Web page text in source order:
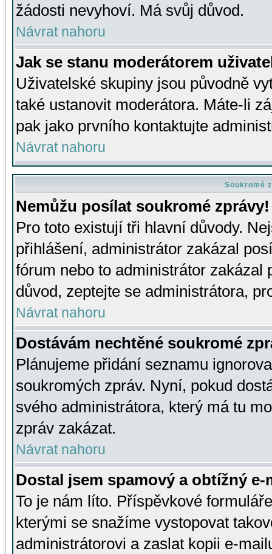
žádosti nevyhoví. Má svůj důvod.
Návrat nahoru
Jak se stanu moderátorem
Uživatelské skupiny jsou původně
také ustanovit moderátora. Máte-li
pak jako prvního kontaktujte
Návrat nahoru
Soukromé
Nemůžu posílat soukromé zprávy!
Pro toto existují tři hlavní důvody.
přihlášení, administrátor zakázal
fórum nebo to administrátor zakázal
důvod, zeptejte se administrátora,
Návrat nahoru
Dostávám nechtěné soukromé
Plánujeme přidání seznamu
soukromých zpráv. Nyní, pokud
svého administrátora, který má tu
zpráv zakázat.
Návrat nahoru
Dostal jsem spamový a obtížný
To je nám líto. Příspěvkové
kterými se snažíme vystopovat
administrátorovi a zaslat kopii e-